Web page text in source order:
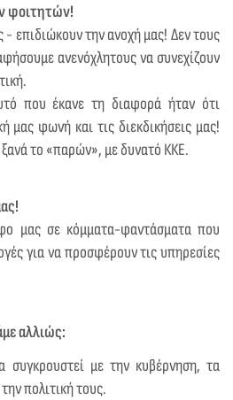
φοιτητών!
επιδιώκουν την ανοχή μας! Δεν τους
ανενόχλητους να συνεχίζουν
που έκανε τη διαφορά ήταν ότι
μας φωνή και τις διεκδικήσεις μας!
το «παρών», με δυνατό ΚΚΕ.
μας σε κόμματα-φαντάσματα που
για να προσφέρουν τις υπηρεσίες
αλλιώς:
συγκρουστεί με την κυβέρνηση, τα
πολιτική τους.